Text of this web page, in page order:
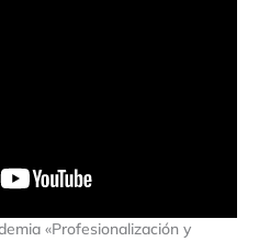
«Profesionalización y